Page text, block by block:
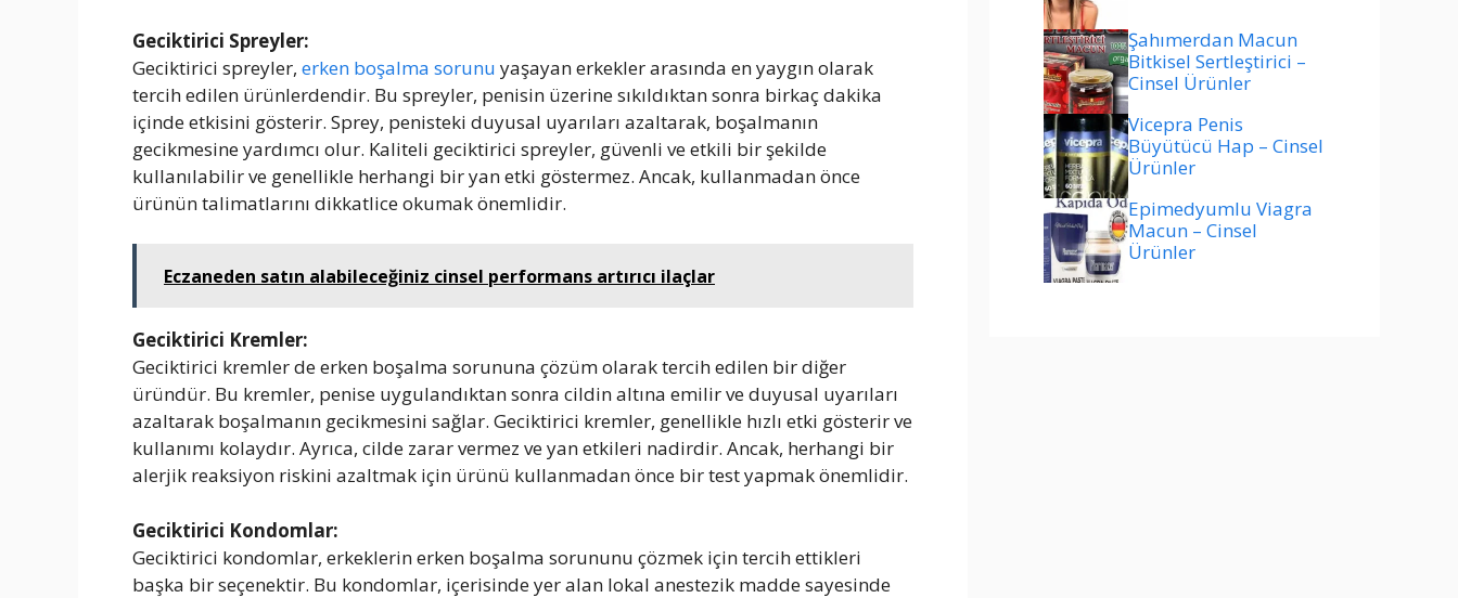
Geciktirici Spreyler:
Geciktirici spreyler, erken boşalma sorunu yaşayan erkekler arasında en yaygın olarak
tercih edilen ürünlerdendir. Bu spreyler, penisin üzerine sıkıldıktan sonra birkaç dakika
içinde etkisini gösterir. Sprey, penisteki duyusal uyarıları azaltarak, boşalmanın
gecikmesine yardımcı olur. Kaliteli geciktirici spreyler, güvenli ve etkili bir şekilde
kullanılabilir ve genellikle herhangi bir yan etki göstermez. Ancak, kullanmadan önce
ürünün talimatlarını dikkatlice okumak önemlidir.
Eczaneden satın alabileceğiniz cinsel performans artırıcı ilaçlar
Geciktirici Kremler:
Geciktirici kremler de erken boşalma sorununa çözüm olarak tercih edilen bir diğer
üründür. Bu kremler, penise uygulandıktan sonra cildin altına emilir ve duyusal uyarıları
azaltarak boşalmanın gecikmesini sağlar. Geciktirici kremler, genellikle hızlı etki gösterir ve
kullanımı kolaydır. Ayrıca, cilde zarar vermez ve yan etkileri nadirdir. Ancak, herhangi bir
alerjik reaksiyon riskini azaltmak için ürünü kullanmadan önce bir test yapmak önemlidir.
Geciktirici Kondomlar:
Geciktirici kondomlar, erkeklerin erken boşalma sorununu çözmek için tercih ettikleri
başka bir seçenektir. Bu kondomlar, içerisinde yer alan lokal anestezik madde sayesinde
Şahımerdan Macun
Bitkisel Sertleştirici –
Cinsel Ürünler
Vicepra Penis
Büyütücü Hap – Cinsel
Ürünler
Epimedyumlu Viagra
Macun – Cinsel
Ürünler